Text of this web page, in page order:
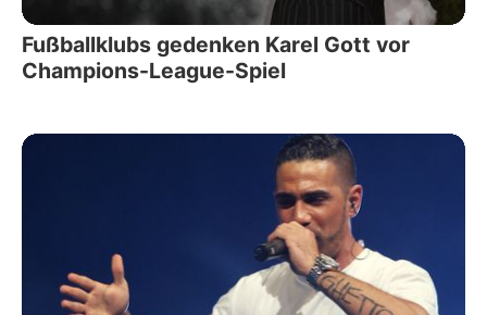
Fußballklubs gedenken Karel Gott vor
Champions-League-Spiel